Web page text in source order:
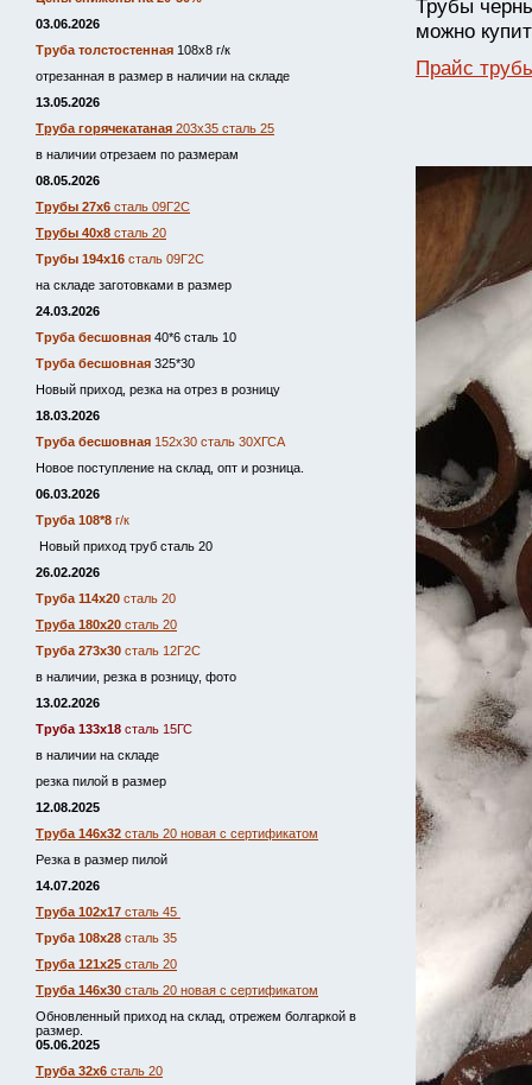
03.06.2026
Труба толстостенная 108х8 г/к
отрезанная в размер в наличии на складе
13.05.2026
Труба горячекатаная 203х35 сталь 25
в наличии отрезаем по размерам
08.05.2026
Трубы 27х6 сталь 09Г2С
Трубы 40х8 сталь 20
Трубы 194х16 сталь 09Г2С
на складе заготовками в размер
24.03.2026
Труба бесшовная 40*6 сталь 10
Труба бесшовная 325*30
Новый приход, резка на отрез в розницу
18.03.2026
Труба бесшовная 152х30 сталь 30ХГСА
Новое поступление на склад, опт и розница.
06.03.2026
Труба 108*8 г/к
Новый приход труб сталь 20
26.02.2026
Труба 114х20 сталь 20
Труба 180х20 сталь 20
Труба 273х30 сталь 12Г2С
в наличии, резка в розницу, фото
13.02.2026
Труба 133х18 сталь 15ГС
в наличии на складе
резка пилой в размер
12.08.2025
Труба 146х32 сталь 20 новая с сертификатом
Резка в размер пилой
14.07.2026
Труба 102х17 сталь 45
Труба 108х28 сталь 35
Труба 121х25 сталь 20
Труба 146х30 сталь 20 новая с сертификатом
Обновленный приход на склад, отрежем болгаркой в
размер.
05.06.2025
Труба 32х6 сталь 20
Трубы
можно
Прайс